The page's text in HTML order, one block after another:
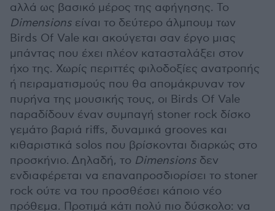
αλλά ως βασικό μέρος της αφήγησης. Το
Dimensions είναι το δεύτερο άλμπουμ των
Birds Of Vale και ακούγεται σαν έργο μιας
μπάντας που έχει πλέον κατασταλάξει στον
ήχο της. Χωρίς περιττές φιλοδοξίες ανατροπής
ή πειραματισμούς που θα απομάκρυναν τον
πυρήνα της μουσικής τους, οι Birds Of Vale
παραδίδουν έναν συμπαγή stoner rock δίσκο
γεμάτο βαριά riffs, δυναμικά grooves και
κιθαριστικά solos που βρίσκονται διαρκώς στο
προσκήνιο. Δηλαδή, το Dimensions δεν
ενδιαφέρεται να επαναπροσδιορίσει το stoner
rock ούτε να του προσθέσει κάποιο νέο
πρόθεμα. Προτιμά κάτι πολύ πιο δύσκολο: να